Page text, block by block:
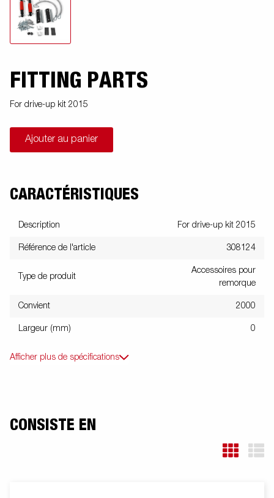
FITTING PARTS
For drive-up kit 2015
Ajouter au panier
CARACTÉRISTIQUES
Description For drive-up kit 2015
Référence de l'article 308124
Type de produit
Accessoires pour
remorque
Convient 2000
Largeur (mm) 0
Afficher plus de spécifications
CONSISTE EN